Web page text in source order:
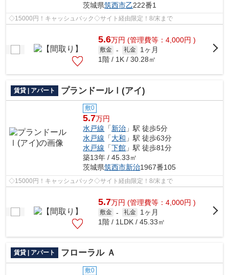
茨城県筑西市乙222番1
◇15000円！キャッシュバック◇サイト経由限定！8/末まで
5.6万円 (管理費等：4,000円 )
敷金 - 礼金
1ヶ月
1階 / 1K / 30.28㎡
賃貸 | アパート プランドールⅠ(アイ)
敷0
5.7万円
水戸線 「新治 」駅 徒歩5分
水戸線 「大和 」駅 徒歩63分
水戸線 「下館 」駅 徒歩81分
築13年 / 45.33㎡
茨城県筑西市新治1967番105
◇15000円！キャッシュバック◇サイト経由限定！8/末まで
5.7万円 (管理費等：4,000円 )
敷金 - 礼金
1ヶ月
1階 / 1LDK / 45.33㎡
賃貸 | アパート フローラル Ａ
敷0